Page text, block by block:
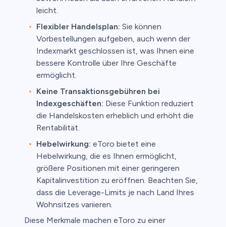
leicht.
Flexibler Handelsplan: Sie können
Vorbestellungen aufgeben, auch wenn der
Indexmarkt geschlossen ist, was Ihnen eine
bessere Kontrolle über Ihre Geschäfte
ermöglicht.
Keine Transaktionsgebühren bei
Indexgeschäften: Diese Funktion reduziert
die Handelskosten erheblich und erhöht die
Rentabilität.
Hebelwirkung: eToro bietet eine
Hebelwirkung, die es Ihnen ermöglicht,
größere Positionen mit einer geringeren
Kapitalinvestition zu eröffnen. Beachten Sie,
dass die Leverage-Limits je nach Land Ihres
Wohnsitzes variieren.
Diese Merkmale machen eToro zu einer